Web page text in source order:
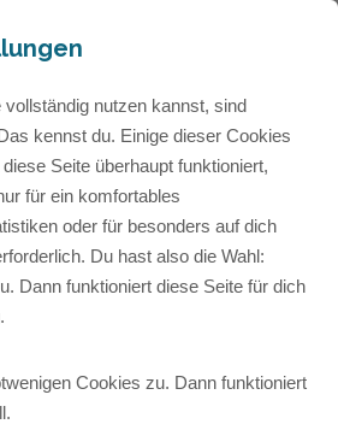
dolor sit amet, consetetur
diam nonumy eirmod tempor
diam voluptua.
nutzen kannst, sind
kennst du. Einige dieser Cookies
Seite überhaupt funktioniert,
für ein komfortables
oder für besonders auf dich
Du hast also die Wahl:
Dann funktioniert diese Seite für dich
Cookies zu. Dann funktioniert